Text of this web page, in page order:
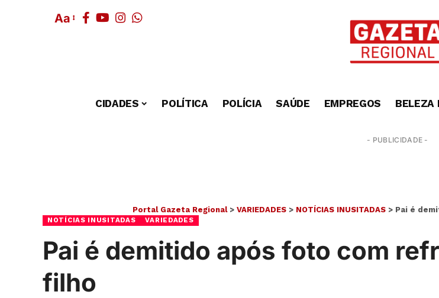
Aa
CIDADES POLÍTICA POLÍCIA SAÚDE EMPREGOS BELEZA
- PUBLICIDADE -
Portal Gazeta Regional> VARIEDADES > NOTÍCIAS INUSITADAS > Pai é
NOTÍCIAS INUSITADAS VARIEDADES
Pai é demitido após foto com
filho